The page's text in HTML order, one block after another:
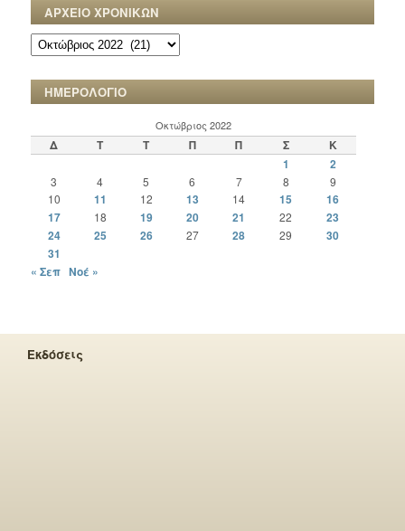
ΑΡΧΕΙΟ ΧΡΟΝΙΚΩΝ
ΑΡΧΕΙΟ
ΧΡΟΝΙΚΩΝ
ΗΜΕΡΟΛΟΓΙΟ
Οκτώβριος 2022
Δ Τ Τ Π Π Σ
Κ
1
2
3 4 5 6 7 8
9
10
11 12 13 14 15
16
17
18 19 20 21 22
23
24
25 26 27 28 29
30
31
« Σεπ Νοέ »
Εκδόσεις